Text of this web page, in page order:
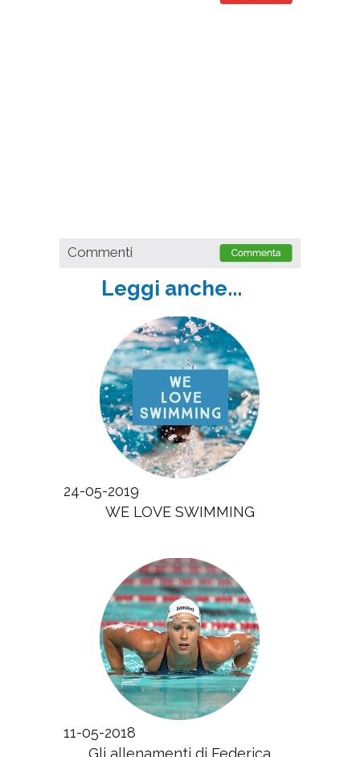
Commenti
Leggi anche...
24-05-2019
WE LOVE SWIMMING
11-05-2018
Gli allenamenti di Federica